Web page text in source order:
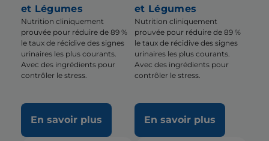
et Légumes
Nutrition cliniquement
prouvée pour réduire de 89 %
le taux de récidive des signes
urinaires les plus courants.
Avec des ingrédients pour
contrôler le stress.
En savoir plus
et Légumes
Nutrition cliniquement
prouvée pour réduire de 89 %
le taux de récidive des signes
urinaires les plus courants.
Avec des ingrédients pour
contrôler le stress.
En savoir plus